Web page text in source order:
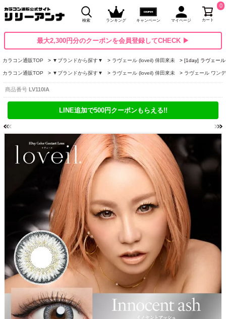
検索 ランキング キャンペーン マイページ カート
0
最大2,300円分のクーポンを会員登録してCHECK ▶
カラコン通販TOP ▼ブランドから探す▼ ラヴェール (loveil) 倖田來未 [1day] ラヴェー
カラコン通販TOP ▼ブランドから探す▼ ラヴェール (loveil) 倖田來未 ラヴェール ワン
商品番号 LV110IA
LINE追加で500円クーポンもらえる!!